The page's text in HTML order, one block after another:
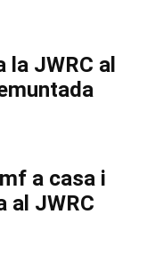
JWRC al
a casa i
al JWRC